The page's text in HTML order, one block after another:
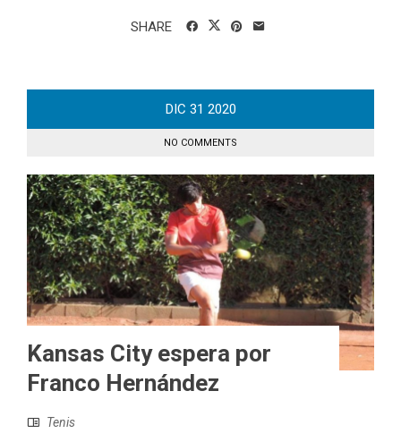
SHARE
DIC 31 2020
NO COMMENTS
Kansas City espera por
Franco Hernández
Tenis